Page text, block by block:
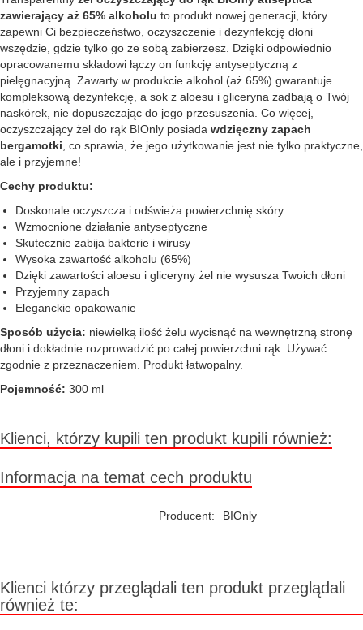
zawierający aż 65% alkoholu to produkt nowej generacji, który
zapewni Ci bezpieczeństwo, oczyszczenie i dezynfekcję dłoni
wszędzie, gdzie tylko go ze sobą zabierzesz. Dzięki odpowiednio
opracowanemu składowi łączy on funkcję antyseptyczną z
pielęgnacyjną. Zawarty w produkcie alkohol (aż 65%) gwarantuje
kompleksową dezynfekcję, a sok z aloesu i gliceryna zadbają o Twój
naskórek, nie dopuszczając do jego przesuszenia. Co więcej,
oczyszczający żel do rąk BIOnly posiada wdzięczny zapach
bergamotki , co sprawia, że jego użytkowanie jest nie tylko praktyczne,
ale i przyjemne!
Cechy produktu:
Doskonale oczyszcza i odświeża powierzchnię skóry
Wzmocnione działanie antyseptyczne
Skutecznie zabija bakterie i wirusy
Wysoka zawartość alkoholu (65%)
Dzięki zawartości aloesu i gliceryny żel nie wysusza Twoich dłoni
Przyjemny zapach
Eleganckie opakowanie
Sposób użycia: niewielką ilość żelu wycisnąć na wewnętrzną stronę
dłoni i dokładnie rozprowadzić po całej powierzchni rąk. Używać
zgodnie z przeznaczeniem. Produkt łatwopalny.
Pojemność: 300 ml
Klienci, którzy kupili ten produkt kupili również:
Informacja na temat cech produktu
Producent: BIOnly
Klienci którzy przeglądali ten produkt przeglądali
również te: